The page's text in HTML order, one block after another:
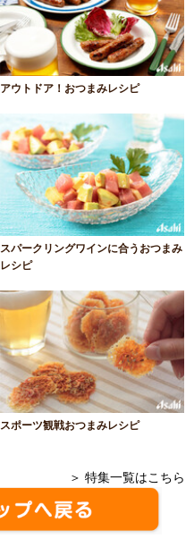
アウトドア！おつまみレシピ
スパークリングワインに合うおつまみ
レシピ
スポーツ観戦おつまみレシピ
＞ 特集一覧はこちら